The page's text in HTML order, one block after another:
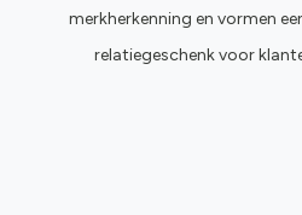
merkherkenning en vormen
relatiegeschenk voor